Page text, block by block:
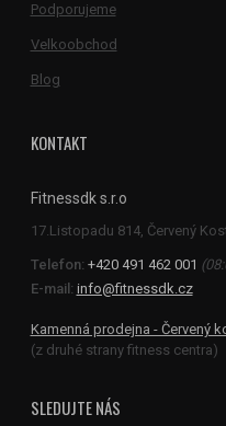
Podporujeme
Velkoobchod
Blog
KONTAKT
Fitnessdk s.r.o
Telefon: +420 491 462 001
E-mail: info@fitnessdk.cz
Kamenná prodejna - Červený
(z druhé strany fitness centra)
SLEDUJTE NÁS